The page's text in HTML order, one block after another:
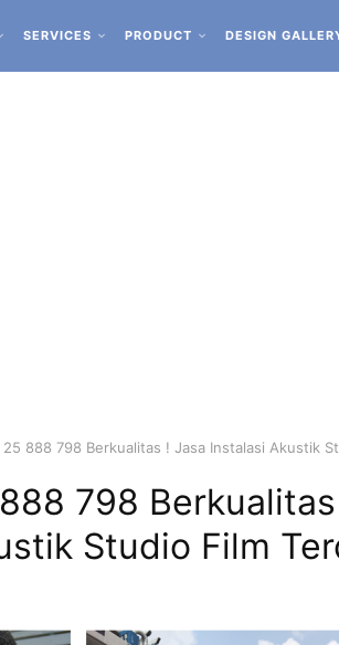
SERVICES PRODUCT DESIGN
888 798 Berkualitas ! Jasa Instalasi Akustik
798
Studio Film